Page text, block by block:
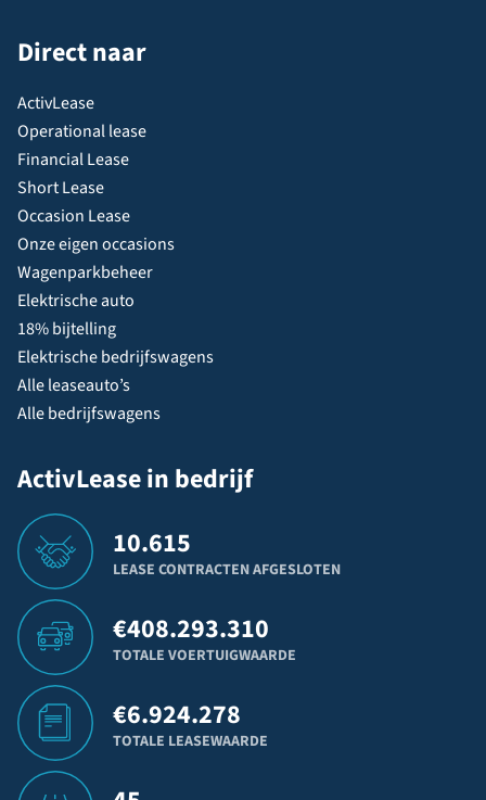
Direct naar
ActivLease
Operational lease
Financial Lease
Short Lease
Occasion Lease
Onze eigen occasions
Wagenparkbeheer
Elektrische auto
18% bijtelling
Elektrische bedrijfswagens
Alle leaseauto’s
Alle bedrijfswagens
ActivLease in bedrijf
10.615
LEASE CONTRACTEN AFGESLOTEN
€408.293.310
TOTALE VOERTUIGWAARDE
€6.924.278
TOTALE LEASEWAARDE